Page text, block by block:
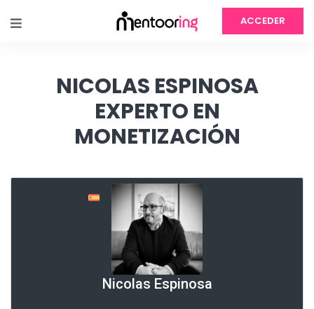
ACCEDER
NICOLAS ESPINOSA
EXPERTO EN
MONETIZACIÓN
Nicolas Espinosa